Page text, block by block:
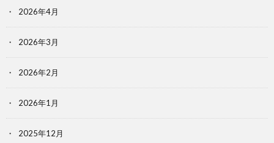
2026年4月
2026年3月
2026年2月
2026年1月
2025年12月